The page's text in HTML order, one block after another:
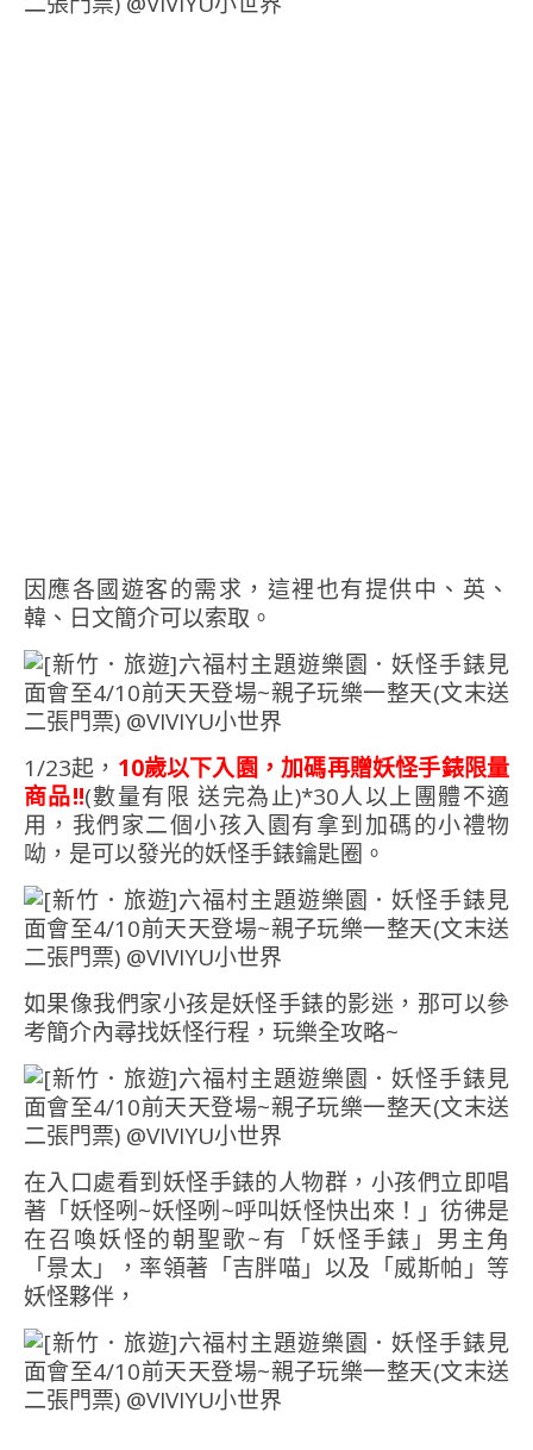
因應各國遊客的需求，這裡也有提供中、英、
韓、日文簡介可以索取。
1/23起， 10歲以下入園，加碼再贈妖怪手錶限量
商品!!(數量有限 送完為止)*30人以上團體不適
用，我們家二個小孩入園有拿到加碼的小禮物
呦，是可以發光的妖怪手錶鑰匙圈。
如果像我們家小孩是妖怪手錶的影迷，那可以參
考簡介內尋找妖怪行程，玩樂全攻略~
在入口處看到妖怪手錶的人物群，小孩們立即唱
著「妖怪咧~妖怪咧~呼叫妖怪快出來！」彷彿是
在召喚妖怪的朝聖歌~有「妖怪手錶」男主角
「景太」，率領著「吉胖喵」以及「威斯帕」等
妖怪夥伴，